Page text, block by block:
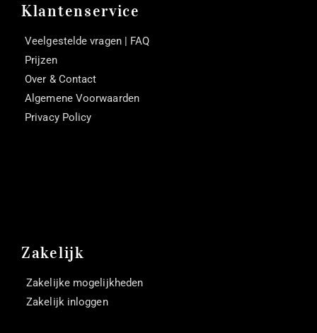
Klantenservice
Veelgestelde vragen | FAQ
Prijzen
Over & Contact
Algemene Voorwaarden
Privacy Policy
Zakelijk
Zakelijke mogelijkheden
Zakelijk inloggen